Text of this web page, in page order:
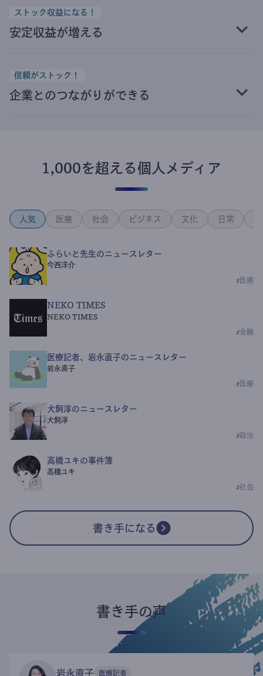
ストック収益になる！
安定収益が増える
信頼がストック！
企業とのつながりができる
1,000を超える個人メディア
人気 医療 社会 ビジネス 文化 日常
ふらいと先生のニュースレター
今西洋介
# 医療
NEKO TIMES
NEKO TIMES
#金融
医療記者、岩永直子のニュースレター
岩永直子
# 医療
犬飼淳のニュースレター
犬飼淳
#政治
高橋ユキの事件簿
高橋ユキ
#社会
書き手になる
書き手の声
岩永直子 医療記者